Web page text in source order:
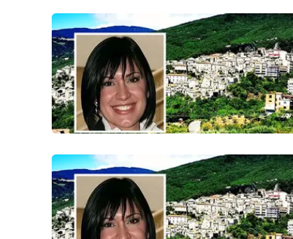
Lacitymag.it
Lacapitalenews.it
Cosenzachannel.it
Ilvibonese.it